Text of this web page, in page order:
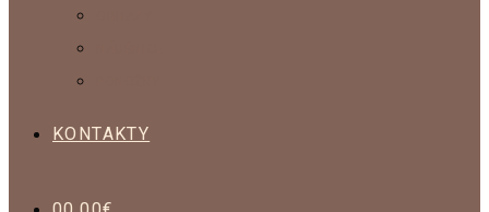
KONTAKTY